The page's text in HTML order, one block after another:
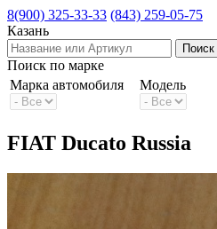
8(900) 325-33-33 (843) 259-05-75
Казань
Поиск по марке
Марка автомобиля
Модель
FIAT Ducato Russia